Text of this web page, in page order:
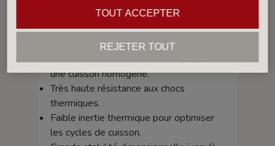
Les avantages de la PLAQNSIC40
Plaque légère, rigide et très résistante.
Excellente conductivité thermique pour
une cuisson homogène.
Très haute résistance aux chocs
thermiques.
Faible inertie thermique pour optimiser
les cycles de cuisson.
REJETER TOUT
TOUT ACCEPTER